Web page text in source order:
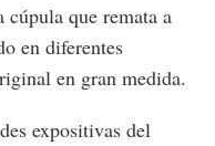
cúpula que remata a
en diferentes
en gran medida.
expositivas del